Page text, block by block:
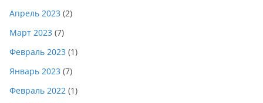
Апрель 2023 (2)
Март 2023 (7)
Февраль 2023 (1)
Январь 2023 (7)
Февраль 2022 (1)